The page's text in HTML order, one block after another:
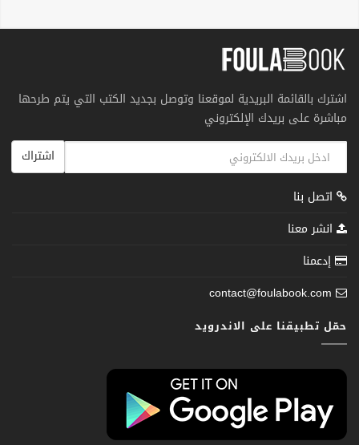
اشترك بالقائمة البريدية لموقعنا وتوصل بجديد الكتب التي يتم طرحها
مباشرة على بريدك الإلكتروني
اشتراك
اتصل بنا
انشر معنا
إدعمنا
contact@foulabook.com
حمّل تطبيقنا على الاندرويد